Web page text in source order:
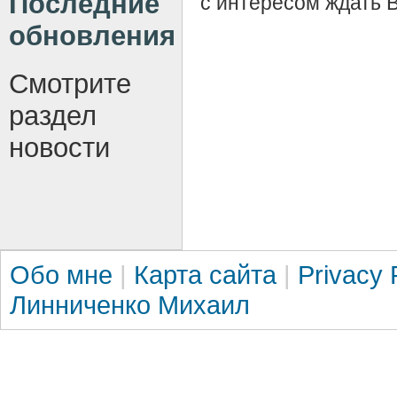
обновления
Смотрите
раздел
новости
Обо мне | Карта сайта | Privacy
Линниченко Михаил